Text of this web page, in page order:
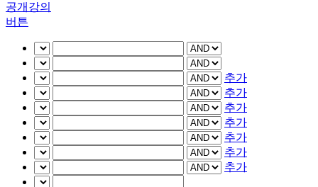
공개강의
버튼
추가
추가
추가
추가
추가
추가
추가